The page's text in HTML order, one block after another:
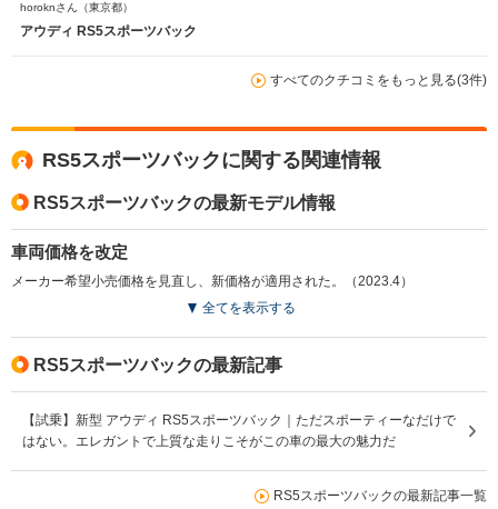
今回購入した大手販売系列店を使用することもないだろ
horoknさん （東京都）
アウディ RS5スポーツバック
すべてのクチコミをもっと見る(3件)
RS5スポーツバックに関する関連情報
RS5スポーツバックの最新モデル情報
車両価格を改定
メーカー希望小売価格を見直し、新価格が適用された。（2023.4）
全てを表示する
RS5スポーツバックの最新記事
【試乗】新型 アウディ RS5スポーツバック｜ただスポーティーなだけで
はない。エレガントで上質な走りこそがこの車の最大の魅力だ
RS5スポーツバックの最新記事一覧